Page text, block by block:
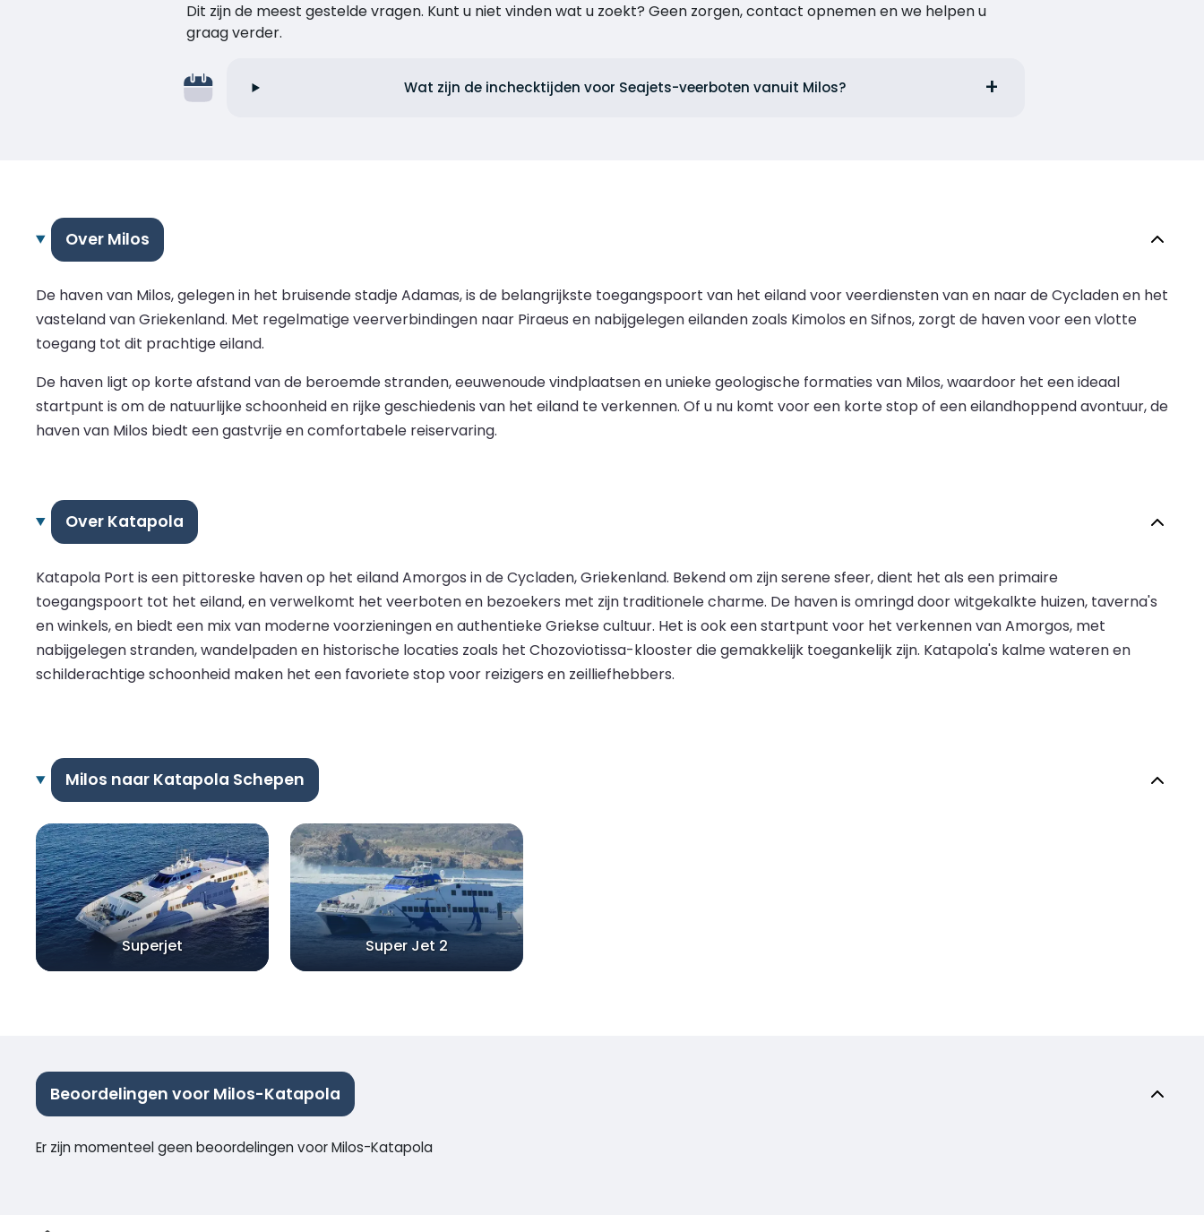
Dit zijn de meest gestelde vragen. Kunt u niet vinden wat u zoekt? Geen zorgen, contact opnemen en we helpen u
graag verder.
Wat zijn de inchecktijden voor Seajets-veerboten vanuit Milos?
Over Milos
De haven van Milos, gelegen in het bruisende stadje Adamas, is de belangrijkste toegangspoort van het eiland voor veerdiensten van en naar de Cycladen en het
vasteland van Griekenland. Met regelmatige veerverbindingen naar Piraeus en nabijgelegen eilanden zoals Kimolos en Sifnos, zorgt de haven voor een vlotte
toegang tot dit prachtige eiland.
De haven ligt op korte afstand van de beroemde stranden, eeuwenoude vindplaatsen en unieke geologische formaties van Milos, waardoor het een ideaal
startpunt is om de natuurlijke schoonheid en rijke geschiedenis van het eiland te verkennen. Of u nu komt voor een korte stop of een eilandhoppend avontuur, de
haven van Milos biedt een gastvrije en comfortabele reiservaring.
Over Katapola
Katapola Port is een pittoreske haven op het eiland Amorgos in de Cycladen, Griekenland. Bekend om zijn serene sfeer, dient het als een primaire
toegangspoort tot het eiland, en verwelkomt het veerboten en bezoekers met zijn traditionele charme. De haven is omringd door witgekalkte huizen, taverna's
en winkels, en biedt een mix van moderne voorzieningen en authentieke Griekse cultuur. Het is ook een startpunt voor het verkennen van Amorgos, met
nabijgelegen stranden, wandelpaden en historische locaties zoals het Chozoviotissa-klooster die gemakkelijk toegankelijk zijn. Katapola's kalme wateren en
schilderachtige schoonheid maken het een favoriete stop voor reizigers en zeilliefhebbers.
Milos naar Katapola Schepen
Superjet Super Jet 2
Beoordelingen voor Milos-Katapola
Er zijn momenteel geen beoordelingen voor Milos-Katapola